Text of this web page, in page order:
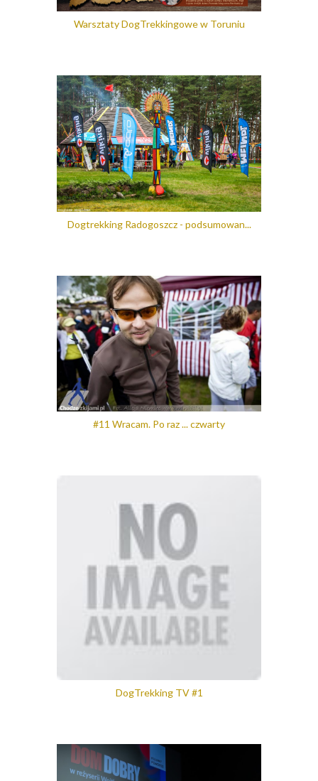
Warsztaty DogTrekkingowe w Toruniu
Dogtrekking Radogoszcz - podsumowan...
#11 Wracam. Po raz ... czwarty
DogTrekking TV #1